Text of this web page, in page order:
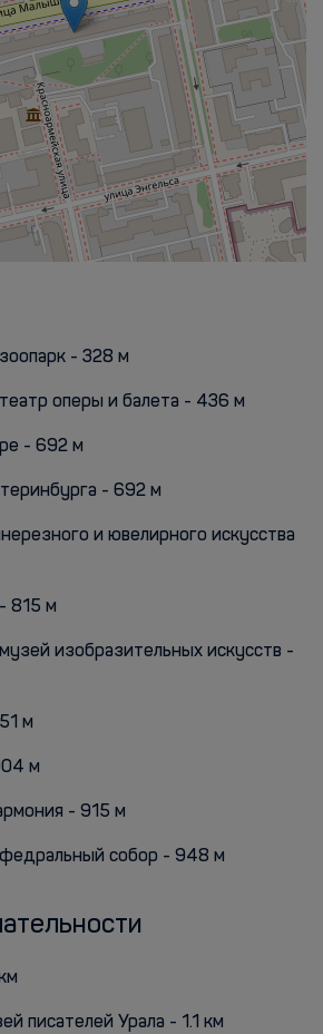
- 328 м
оперы и балета - 436 м
- 692 м
- 692 м
и ювелирного искусства
815 м
изобразительных искусств -
м
м
- 915 м
собор - 948 м
писателей Урала - 1.1 км